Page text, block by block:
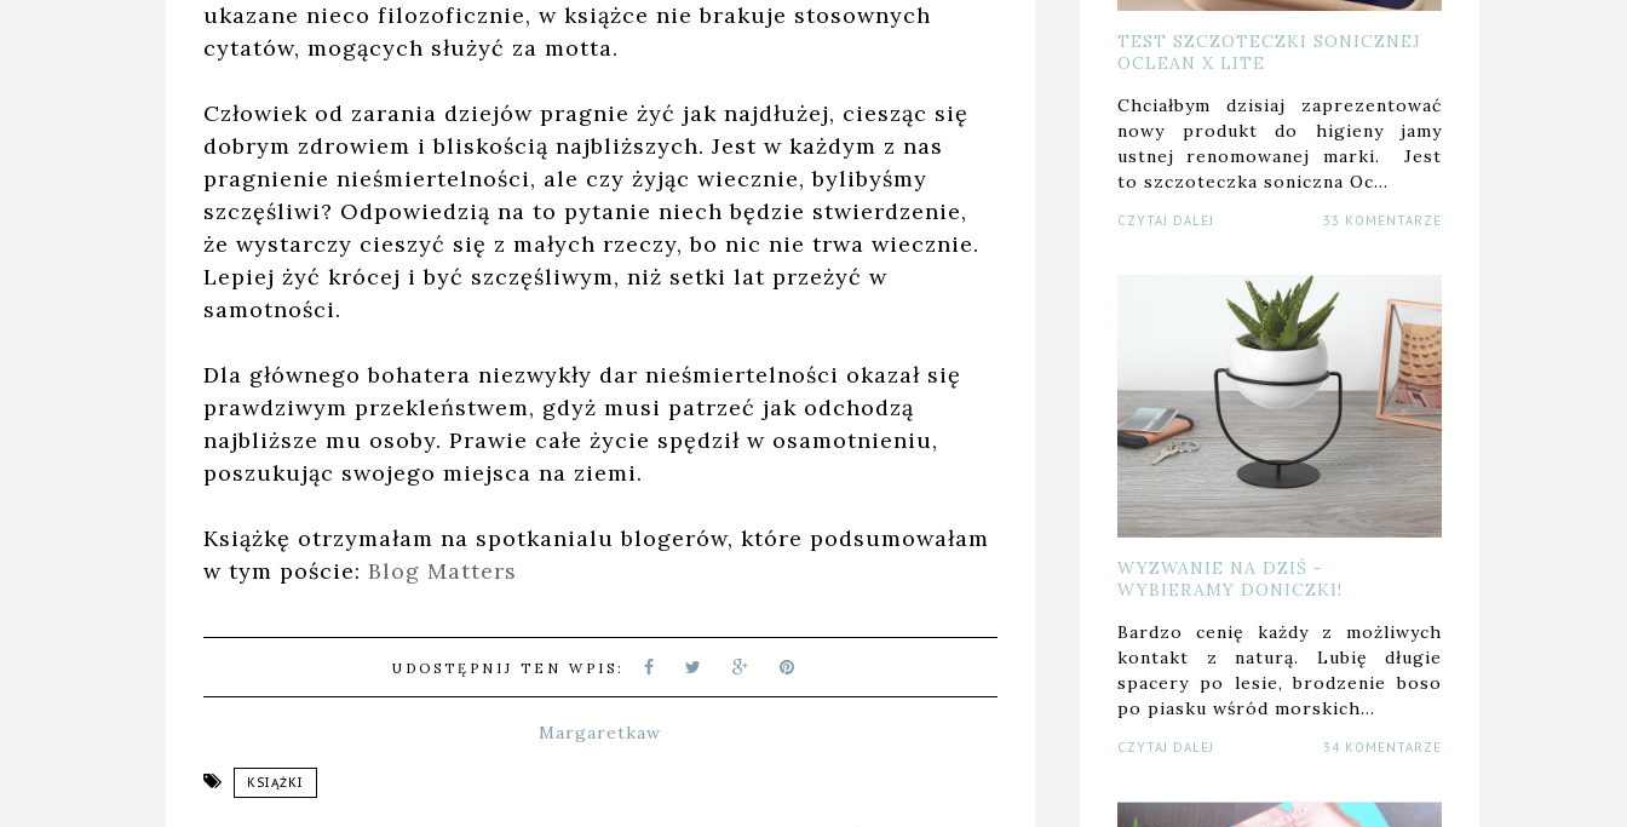
ukazane nieco filozoficznie, w książce nie brakuje stosownych
cytatów, mogących służyć za motta.
Człowiek od zarania dziejów pragnie żyć jak najdłużej, ciesząc się
dobrym zdrowiem i bliskością najbliższych. Jest w każdym z nas
pragnienie nieśmiertelności, ale czy żyjąc wiecznie, bylibyśmy
szczęśliwi? Odpowiedzią na to pytanie niech będzie stwierdzenie,
że wystarczy cieszyć się z małych rzeczy, bo nic nie trwa wiecznie.
Lepiej żyć krócej i być szczęśliwym, niż setki lat przeżyć w
samotności.
Dla głównego bohatera niezwykły dar nieśmiertelności okazał się
prawdziwym przekleństwem, gdyż musi patrzeć jak odchodzą
najbliższe mu osoby. Prawie całe życie spędził w osamotnieniu,
poszukując swojego miejsca na ziemi.
Książkę otrzymałam na spotkanialu blogerów, które podsumowałam
w tym poście: Blog Matters
UDOSTĘPNIJ TEN WPIS:
Margaretkaw
KSIĄŻKI
TEST SZCZOTECZKI SONICZNEJ
OCLEAN X LITE
Chciałbym dzisiaj zaprezentować
nowy produkt do higieny jamy
ustnej renomowanej marki. Jest
to szczoteczka soniczna Oc…
CZYTAJ DALEJ 33 KOMENTARZE
WYZWANIE NA DZIŚ -
WYBIERAMY DONICZKI!
Bardzo cenię każdy z możliwych
kontakt z naturą. Lubię długie
spacery po lesie, brodzenie boso
po piasku wśród morskich…
CZYTAJ DALEJ 34 KOMENTARZE